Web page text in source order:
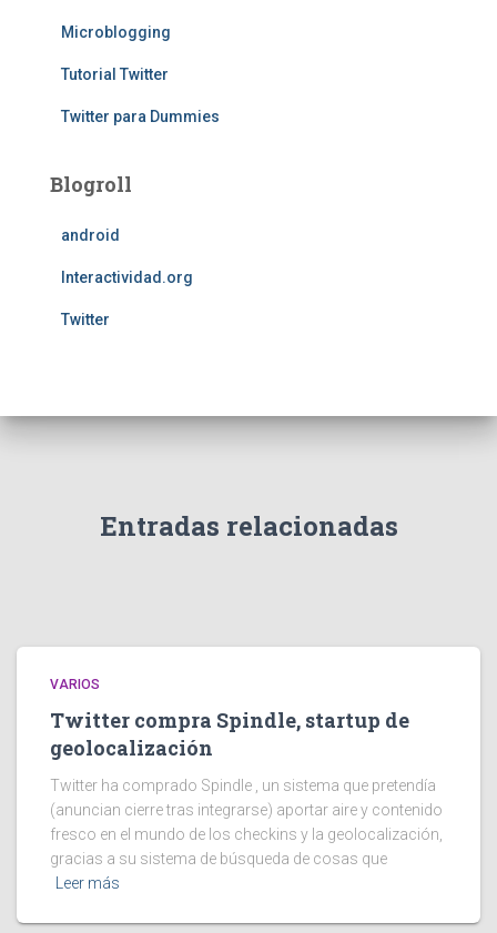
Microblogging
Tutorial Twitter
Twitter para Dummies
Blogroll
android
Interactividad.org
Twitter
Entradas relacionadas
VARIOS
Twitter compra Spindle, startup de
geolocalización
Twitter ha comprado Spindle , un sistema que pretendía
(anuncian cierre tras integrarse) aportar aire y contenido
fresco en el mundo de los checkins y la geolocalización,
gracias a su sistema de búsqueda de cosas que
Leer más